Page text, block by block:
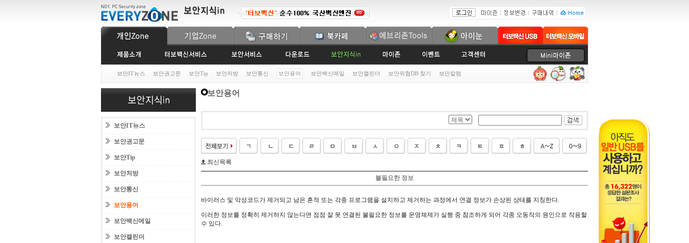
보안IT뉴스 보안권고문 보안Tip 보안처방 보안통신 보안용어 보안백신메일 보안캘린더 보안위협DB 찾기 보안칼럼
보안IT뉴스
보안권고문
보안Tip
보안처방
보안통신
보안용어
보안백신메일
보안캘린더
보안용어
최신목록
불필요한 정보
바이러스 및 악성코드가 제거되고 남은 흔적 또는 각종 프로그램을 설치하고 제거하는 과정에서 연결 정보가 손상된 상태를 지칭한다.
이러한 정보를 정확히 제거하지 않는다면 점점 잘 못 연결된 불필요한 정보를 운영체제가 실행 중 참조하게 되어 각종 오동작의 원인으로 작용할
수 있다.